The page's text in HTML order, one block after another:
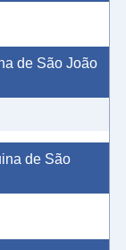
de São João
de São